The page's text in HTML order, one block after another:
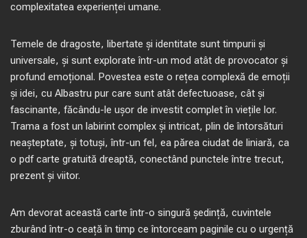
complexitatea experienței umane.
Temele de dragoste, libertate și identitate sunt timpurii și
universale, și sunt explorate într-un mod atât de provocator și
profund emoțional. Povestea este o rețea complexă de emoții
și idei, cu Albastru pur care sunt atât defectuoase, cât și
fascinante, făcându-le ușor de investit complet în viețile lor.
Trama a fost un labirint complex și intricat, plin de întorsături
neașteptate, și totuși, într-un fel, ea părea ciudat de liniară, ca
o pdf carte gratuită dreaptă, conectând punctele între trecut,
prezent și viitor.
Am devorat această carte într-o singură ședință, cuvintele
zburând într-o ceață în timp ce întorceam paginile cu o urgență